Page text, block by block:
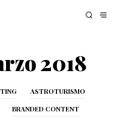
2018
ASTROTURISMO
BRANDED CONTENT